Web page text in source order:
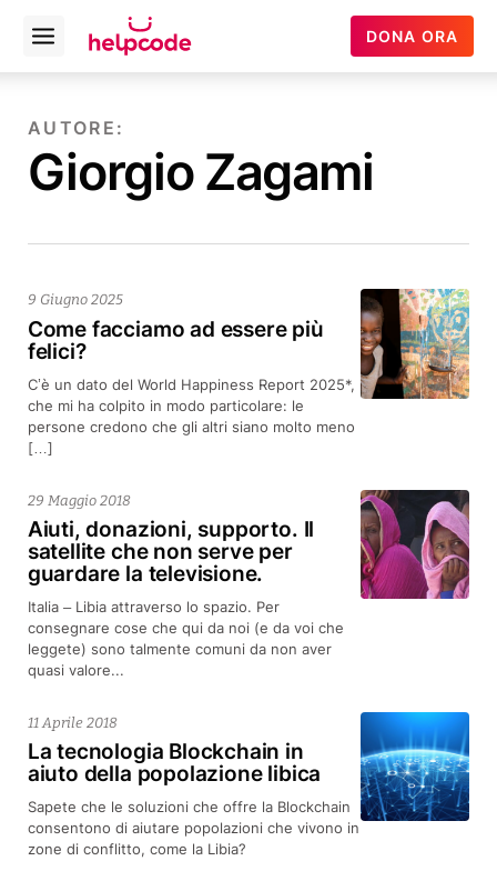
contenuto
Helpcode
Italia
Open
menu
DONA ORA
AUTORE:
Giorgio Zagami
Come facciamo ad essere più
felici?
9 Giugno 2025
C’è un dato del World Happiness Report 2025*,
che mi ha colpito in modo particolare: le
persone credono che gli altri siano molto meno
[…]
Aiuti, donazioni, supporto. Il
satellite che non serve per
guardare la televisione.
29 Maggio 2018
Italia – Libia attraverso lo spazio. Per
consegnare cose che qui da noi (e da voi che
leggete) sono talmente comuni da non aver
quasi valore...
La tecnologia Blockchain in
aiuto della popolazione libica
11 Aprile 2018
Sapete che le soluzioni che offre la Blockchain
consentono di aiutare popolazioni che vivono in
zone di conflitto, come la Libia?